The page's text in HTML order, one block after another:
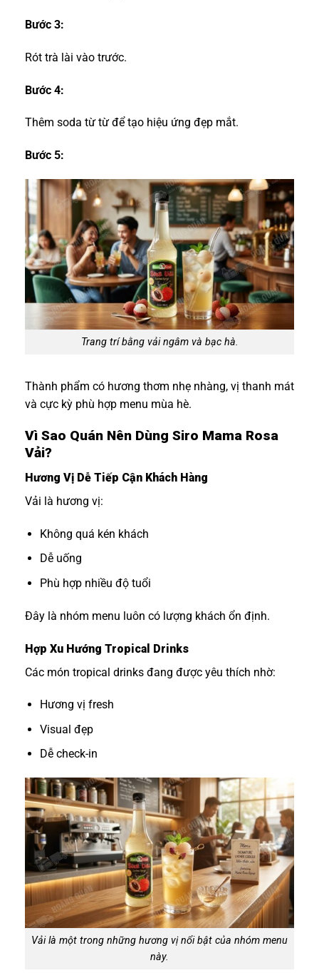
Bước 3:
Rót trà lài vào trước.
Bước 4:
Thêm soda từ từ để tạo hiệu ứng đẹp mắt.
Bước 5:
Trang trí bằng vải ngâm và bạc hà.
Thành phẩm có hương thơm nhẹ nhàng, vị thanh mát
và cực kỳ phù hợp menu mùa hè.
Vì Sao Quán Nên Dùng Siro Mama Rosa
Vải?
Hương Vị Dễ Tiếp Cận Khách Hàng
Vải là hương vị:
Không quá kén khách
Dễ uống
Phù hợp nhiều độ tuổi
Đây là nhóm menu luôn có lượng khách ổn định.
Hợp Xu Hướng Tropical Drinks
Các món tropical drinks đang được yêu thích nhờ:
Hương vị fresh
Visual đẹp
Dễ check-in
Vải là một trong những hương vị nổi bật của nhóm menu
này.